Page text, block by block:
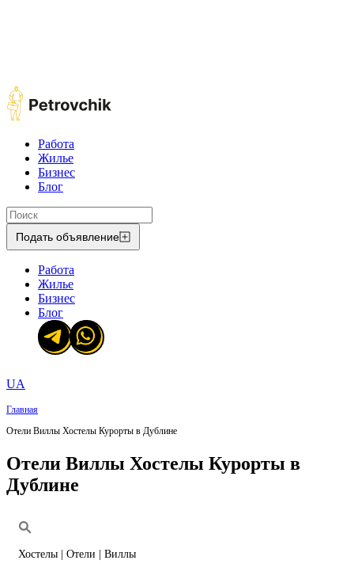
Работа
Жилье
Бизнес
Блог
Подать объявление
Работа
Жилье
Бизнес
Блог
UA
Главная
Отели Виллы Хостелы Курорты в Дублине
Отели Виллы Хостелы Курорты в
Дублине
Хостелы | Отели | Виллы